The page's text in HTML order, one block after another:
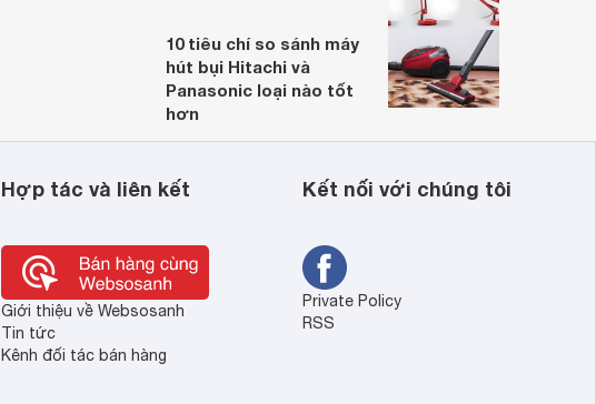
10 tiêu chí so sánh máy
hút bụi Hitachi và
Panasonic loại nào tốt
hơn
Hợp tác và liên kết
Giới thiệu về Websosanh
Tin tức
Kênh đối tác bán hàng
Kết nối với chúng tôi
Private Policy
RSS